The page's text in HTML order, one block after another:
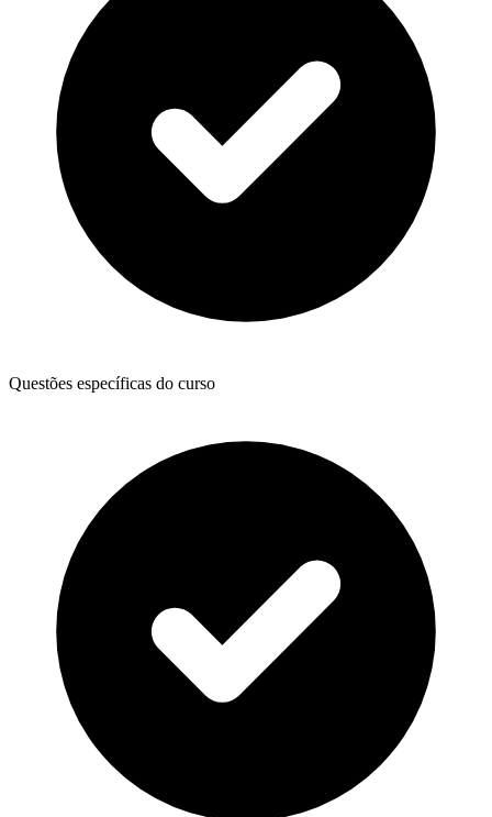
Questões específicas do curso